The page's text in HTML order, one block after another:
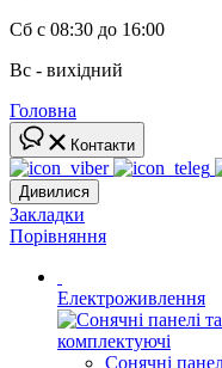
Сб с 08:30 до 16:00
Вс - вихідний
Головна
Контакти
Дивилися
Закладки
Порівняння
Електроживлення
комплектуючі
Сонячні